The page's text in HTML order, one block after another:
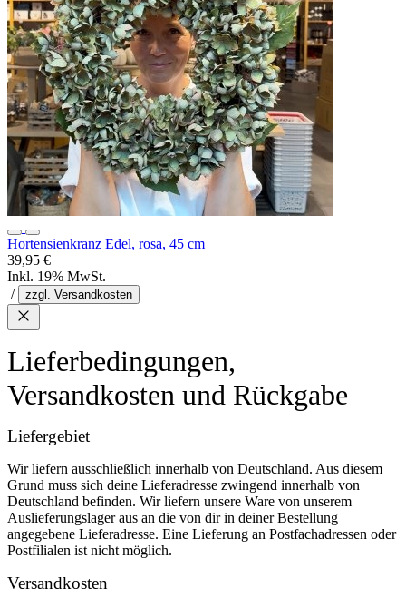
Hortensienkranz Edel, rosa, 45 cm
39,95 €
Inkl. 19% MwSt.
/
zzgl. Versandkosten
Lieferbedingungen,
Versandkosten und Rückgabe
Liefergebiet
Wir liefern ausschließlich innerhalb von Deutschland. Aus diesem
Grund muss sich deine Lieferadresse zwingend innerhalb von
Deutschland befinden. Wir liefern unsere Ware von unserem
Auslieferungslager aus an die von dir in deiner Bestellung
angegebene Lieferadresse. Eine Lieferung an Postfachadressen oder
Postfilialen ist nicht möglich.
Versandkosten